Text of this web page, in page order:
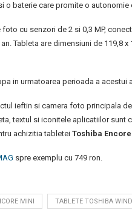
o baterie care promite o autonomie
cu senzori de 2 si 0,3 MP,
Tableta are dimensiuni de 119,8
in urmatoarea perioada a acestui
ieftin si camera foto principala
textul si iconitele aplicatiilor
achizitia tabletei Toshiba Encore
spre exemplu cu 749 ron.
MINI TABLETE TOSHIBA